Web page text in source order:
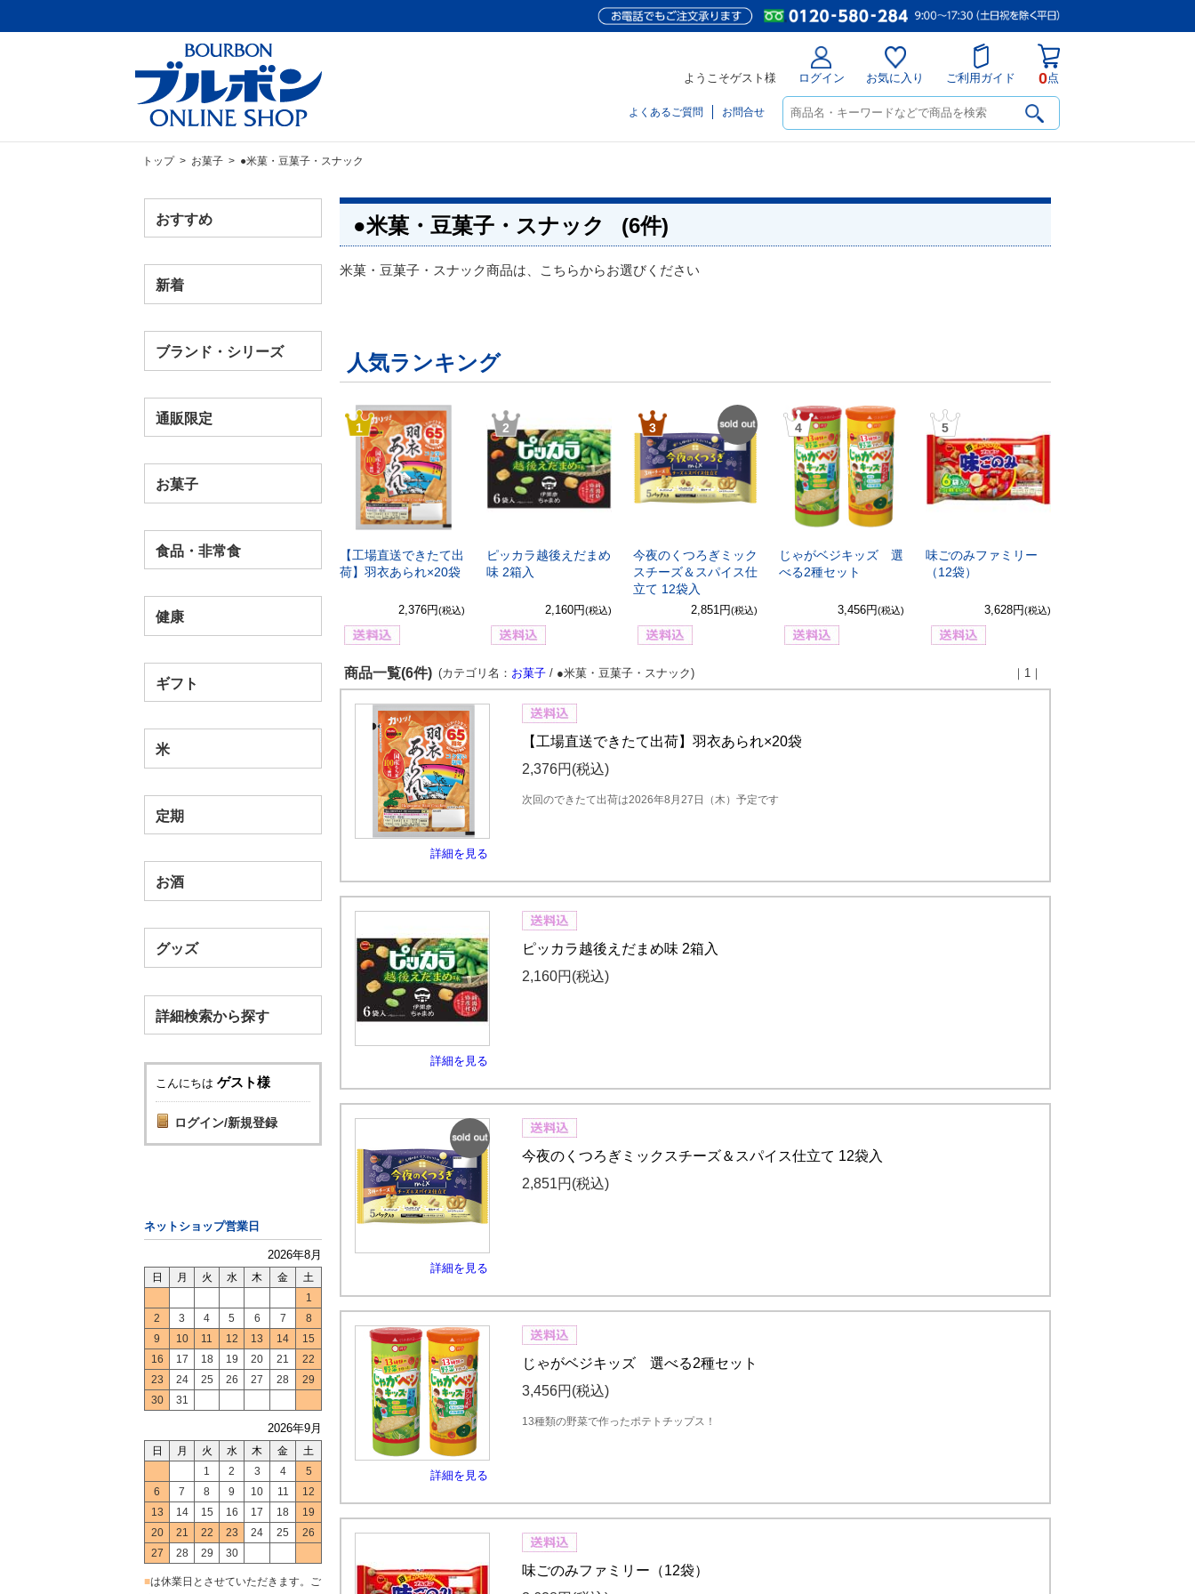
ようこそゲスト様 ログイン お気に入り ご利用ガイド 0点
よくあるご質問 お問合せ
トップ> お菓子> ●米菓・豆菓子・スナック
おすすめ
新着
ブランド・シリーズ
通販限定
お菓子
食品・非常食
健康
ギフト
米
定期
お酒
グッズ
詳細検索から探す
こんにちは ゲスト様
ログイン/新規登録
ネットショップ営業日
2026年8月
日 月 火 水 木 金
土
1
2
3 4 5 6 7
8
9
10 11 12 13 14
15
16
17 18 19 20 21
22
23
24 25 26 27 28
29
30
31
2026年9月
日 月 火 水 木 金
土
1
2 3 4
5
6
7 8 9 10 11
12
13
14 15 16 17 18
19
20
21 22 23 24 25
26
27
28 29 30
■は休業日とさせていただきます。ご
●米菓・豆菓子・スナック (6件)
米菓・豆菓子・スナック商品は、こちらからお選びください
人気ランキング
1
【工場直送できたて出
荷】羽衣あられ×20袋
2,376円(税込)
2
ピッカラ越後えだまめ
味 2箱入
2,160円(税込)
3
OUT
今夜のくつろぎミック
スチーズ＆スパイス仕
立て 12袋入
2,851円(税込)
4
じゃがベジキッズ 選
べる2種セット
3,456円(税込)
5
味ごのみファミリー
（12袋）
3,628円(税込)
商品一覧(6件) ｜1｜
(カテゴリ名： お菓子 / ●米菓・豆菓子・スナック)
詳細を見る
【工場直送できたて出荷】羽衣あられ×20袋
2,376円 (税込)
次回のできたて出荷は2026年8月27日（木）予定です
詳細を見る
ピッカラ越後えだまめ味 2箱入
2,160円 (税込)
OUT
詳細を見る
今夜のくつろぎミックスチーズ＆スパイス仕立て 12袋入
2,851円 (税込)
詳細を見る
じゃがベジキッズ 選べる2種セット
3,456円 (税込)
13種類の野菜で作ったポテトチップス！
味ごのみファミリー（12袋）